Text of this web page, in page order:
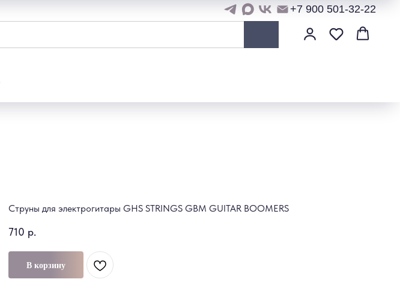
+7 900 501-32-22
Струны для электрогитары GHS STRINGS GBM GUITAR BOOMERS
710 р.
В корзину